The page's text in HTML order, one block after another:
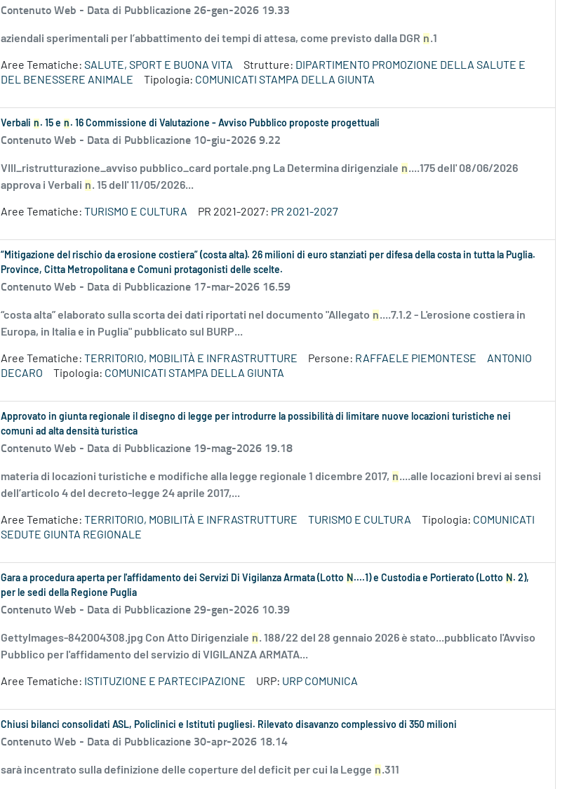
Contenuto Web - Data di Pubblicazione 26-gen-2026 19.33
aziendali sperimentali per l’abbattimento dei tempi di attesa, come previsto dalla DGR n.1
Aree Tematiche: SALUTE, SPORT E BUONA VITA Strutture: DIPARTIMENTO PROMOZIONE DELLA SALUTE E
DEL BENESSERE ANIMALE
Tipologia: COMUNICATI STAMPA DELLA GIUNTA
Verbali n . 15 e n . 16 Commissione di Valutazione - Avviso Pubblico proposte progettuali
Contenuto Web - Data di Pubblicazione 10-giu-2026 9.22
VIII_ristrutturazione_avviso pubblico_card portale.png La Determina dirigenziale n....175 dell' 08/06/2026
approva i Verbali n. 15 dell' 11/05/2026...
Aree Tematiche: TURISMO E CULTURA PR 2021-2027: PR 2021-2027
“Mitigazione del rischio da erosione costiera” (costa alta). 26 milioni di euro stanziati per difesa della costa in tutta la Puglia.
Province, Citta Metropolitana e Comuni protagonisti delle scelte.
Contenuto Web - Data di Pubblicazione 17-mar-2026 16.59
“costa alta” elaborato sulla scorta dei dati riportati nel documento "Allegato n....7.1.2 - L'erosione costiera in
Europa, in Italia e in Puglia" pubblicato sul BURP...
Aree Tematiche: TERRITORIO, MOBILITÀ E INFRASTRUTTURE Persone: RAFFAELE PIEMONTESE
ANTONIO
DECARO
Tipologia: COMUNICATI STAMPA DELLA GIUNTA
Approvato in giunta regionale il disegno di legge per introdurre la possibilità di limitare nuove locazioni turistiche nei
comuni ad alta densità turistica
Contenuto Web - Data di Pubblicazione 19-mag-2026 19.18
materia di locazioni turistiche e modifiche alla legge regionale 1 dicembre 2017, n....alle locazioni brevi ai sensi
dell’articolo 4 del decreto-legge 24 aprile 2017,...
Aree Tematiche: TERRITORIO, MOBILITÀ E INFRASTRUTTURE TURISMO E CULTURA Tipologia: COMUNICATI
SEDUTE GIUNTA REGIONALE
Gara a procedura aperta per l'affidamento dei Servizi Di Vigilanza Armata (Lotto N ....1) e Custodia e Portierato (Lotto N . 2),
per le sedi della Regione Puglia
Contenuto Web - Data di Pubblicazione 29-gen-2026 10.39
GettyImages-842004308.jpg Con Atto Dirigenziale n. 188/22 del 28 gennaio 2026 è stato...pubblicato l'Avviso
Pubblico per l'affidamento del servizio di VIGILANZA ARMATA...
Aree Tematiche: ISTITUZIONE E PARTECIPAZIONE URP: URP COMUNICA
Chiusi bilanci consolidati ASL, Policlinici e Istituti pugliesi. Rilevato disavanzo complessivo di 350 milioni
Contenuto Web - Data di Pubblicazione 30-apr-2026 18.14
sarà incentrato sulla definizione delle coperture del deficit per cui la Legge n.311